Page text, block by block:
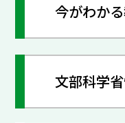
今がわか
文部科学